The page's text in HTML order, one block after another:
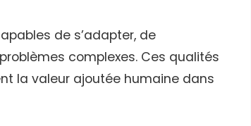
de s’adapter, de
complexes. Ces qualités
la valeur ajoutée humaine dans